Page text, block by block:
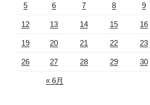
5 6 7 8 9
12 13 14 15 16
19 20 21 22 23
26 27 28 29 30
« 6月